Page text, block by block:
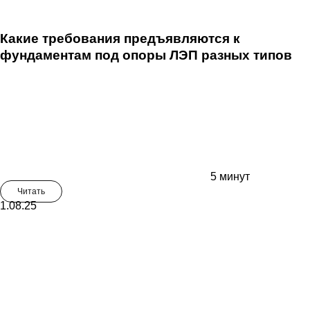
Какие требования предъявляются к
фундаментам под опоры ЛЭП разных типов
5 минут
Читать
1.08.25